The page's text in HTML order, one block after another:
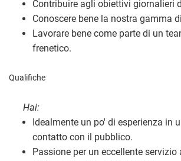
Contribuire agli obiettivi giornalieri
Conoscere bene la nostra gamma
Lavorare bene come parte di un
frenetico.
Qualifiche
Hai:
Idealmente un po' di esperienza in
contatto con il pubblico.
Passione per un eccellente servizio